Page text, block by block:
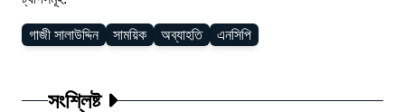
গাজী সালাউদ্দিন সাময়িক অব্যাহতি এনসিপি
সংশ্লিষ্ট